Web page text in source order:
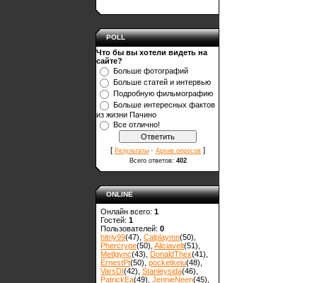
POLL
Что бы вы хотели видеть на
сайте?
Больше фотографий
Больше статей и интервью
Подробную фильмографию
Больше интересных фактов
из жизни Пачино
Все отлично!
[ Результаты · Архив опросов ]
Всего ответов: 402
ONLINE
Онлайн всего: 1
Гостей: 1
Пользователей: 0
hitriy99(47) Calplaymn(50)
Phercrype(50) Aliciavelt(51)
Metlgync(43) DonaldThex(41)
ErnestPt(50) pocketkeiu(48)
VarsDI(42) Stanleysida(46)
PatrickEa(49) JennieNeen(45)